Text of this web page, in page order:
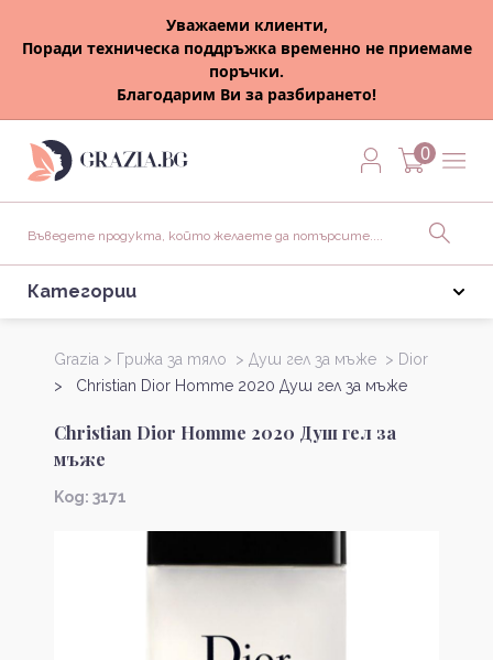
Уважаеми клиенти,
Поради техническа поддръжка временно не приемаме
поръчки.
Благодарим Ви за разбирането!
0
Категории
Grazia > Грижа за тяло > Душ гел за мъже > Dior
> Christian Dior Homme 2020 Душ гел за мъже
Christian Dior Homme 2020 Душ гел за
мъже
Kод: 3171